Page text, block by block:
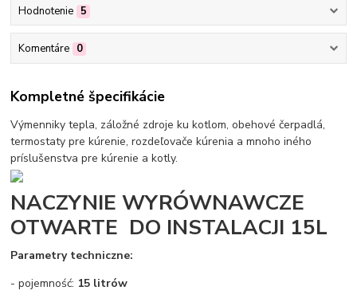
Hodnotenie 5
Komentáre 0
Kompletné špecifikácie
Výmenniky tepla, záložné zdroje ku kotlom, obehové čerpadlá,
termostaty pre kúrenie, rozdeľovače kúrenia a mnoho iného
príslušenstva pre kúrenie a kotly.
NACZYNIE WYRÓWNAWCZE
OTWARTE DO INSTALACJI 15L
Parametry techniczne:
- pojemność: 15 litrów